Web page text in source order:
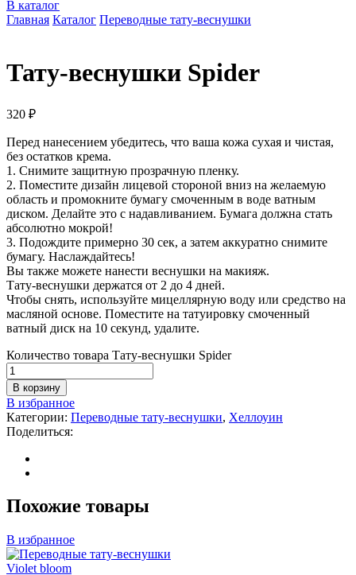
В каталог
Главная Каталог Переводные тату-веснушки
Тату-веснушки Spider
320 ₽
Перед нанесением убедитесь, что ваша кожа сухая и чистая,
без остатков крема.
1. Снимите защитную прозрачную пленку.
2. Поместите дизайн лицевой стороной вниз на желаемую
область и промокните бумагу смоченным в воде ватным
диском. Делайте это с надавливанием. Бумага должна стать
абсолютно мокрой!
3. Подождите примерно 30 сек, а затем аккуратно снимите
бумагу. Наслаждайтесь!
Вы также можете нанести веснушки на макияж.
Тату-веснушки держатся от 2 до 4 дней.
Чтобы снять, используйте мицеллярную воду или средство на
масляной основе. Поместите на татуировку смоченный
ватный диск на 10 секунд, удалите.
Количество товара Тату-веснушки Spider
В корзину
В избранное
Категории: Переводные тату-веснушки, Хеллоуин
Поделиться:
Похожие товары
В избранное